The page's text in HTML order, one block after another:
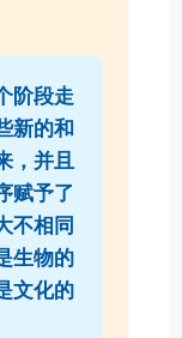
阶段走
新的和
，并且
赋予了
不相同
生物的
文化的